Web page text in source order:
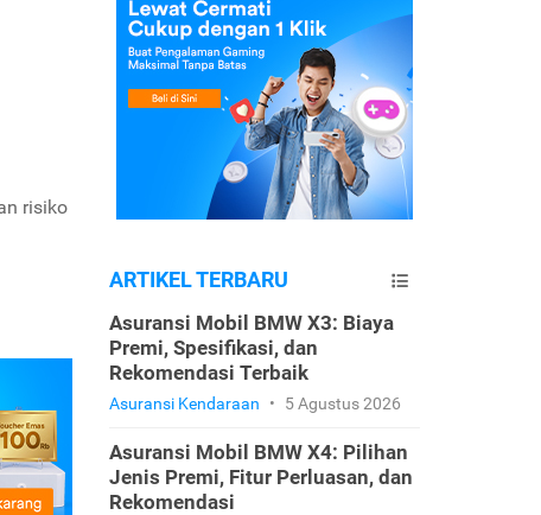
risiko
ARTIKEL TERBARU
Asuransi Mobil BMW X3: Biaya
Premi, Spesifikasi, dan
Rekomendasi Terbaik
Asuransi Kendaraan • 5 Agustus 2026
Asuransi Mobil BMW X4: Pilihan
Jenis Premi, Fitur Perluasan, dan
Rekomendasi